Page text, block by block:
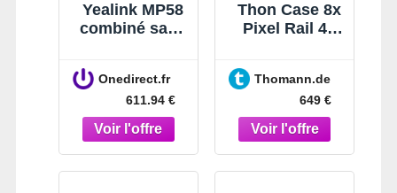
Yealink MP58
combiné sans
Teams Un
téléphone de
bureau à la
pointe de la
technologie
pour des
Onedirect.fr
611.94 €
Thon Case 8x
Pixel Rail 40
Thomann.de
649 €